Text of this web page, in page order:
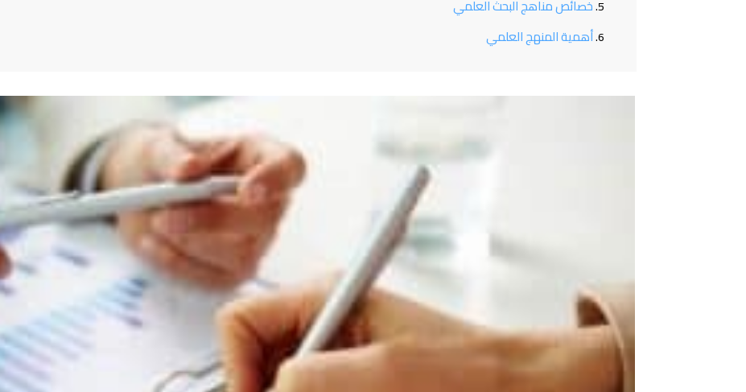
خصائص مناهج البحث العلمي
أهمية المنهج العلمي